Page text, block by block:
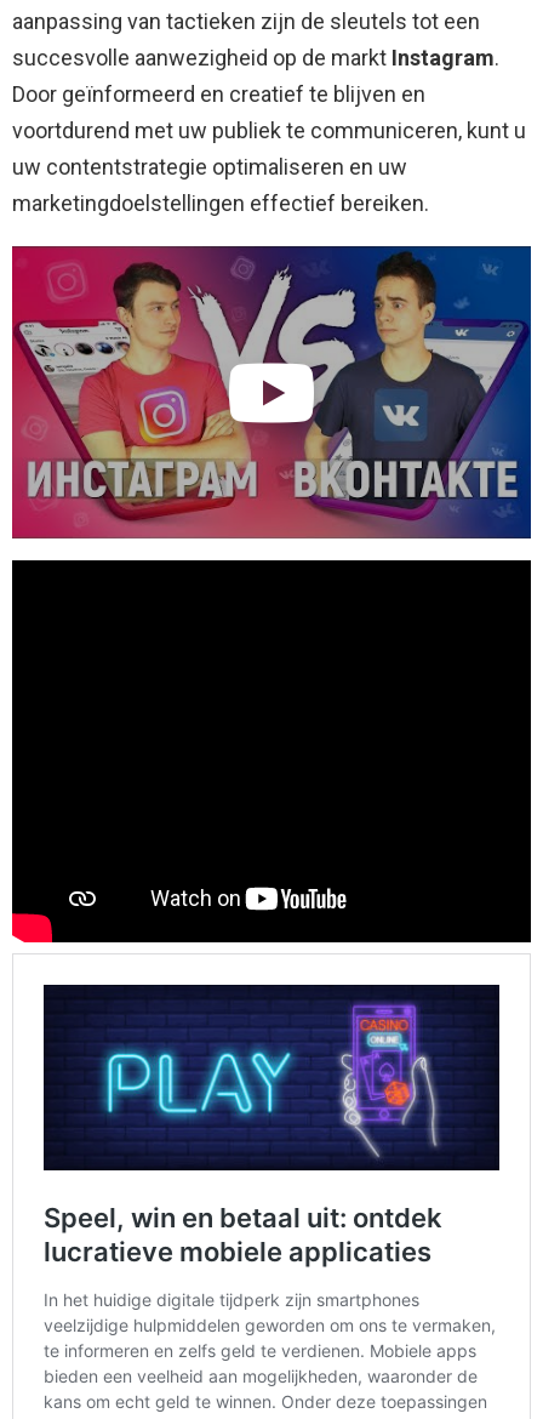
aanpassing van tactieken zijn de sleutels tot een
succesvolle aanwezigheid op de markt Instagram.
Door geïnformeerd en creatief te blijven en
voortdurend met uw publiek te communiceren, kunt u
uw contentstrategie optimaliseren en uw
marketingdoelstellingen effectief bereiken.